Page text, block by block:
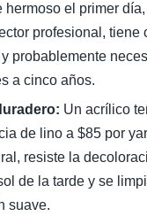
hermoso el primer
profesional, tiene
y probablemente
a cinco años.
Un acrílico
de lino a $85 por
resiste la
de la tarde y se
suave.